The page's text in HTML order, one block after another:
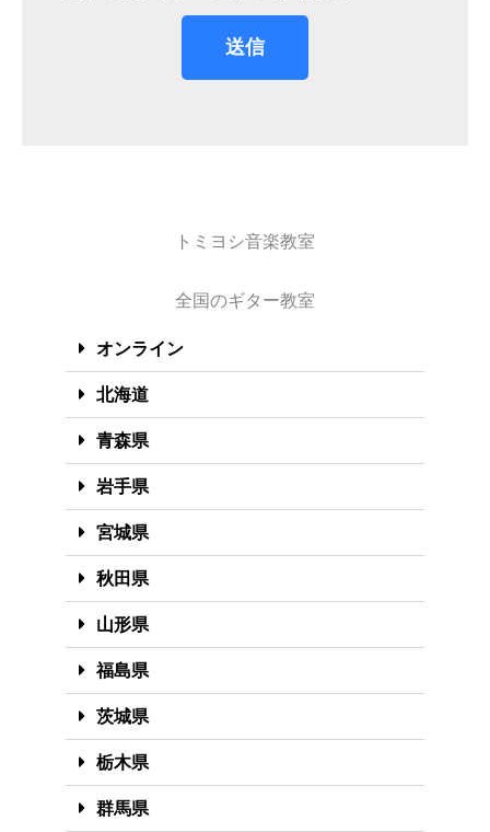
送信
トミヨシ音楽教室
全国のギター教室
オンライン
北海道
青森県
岩手県
宮城県
秋田県
山形県
福島県
茨城県
栃木県
群馬県